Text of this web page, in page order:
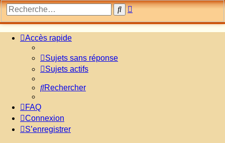
Rechercher
Recherche
Accès rapide
Sujets sans réponse
Sujets actifs
Rechercher
FAQ
Connexion
S’enregistrer